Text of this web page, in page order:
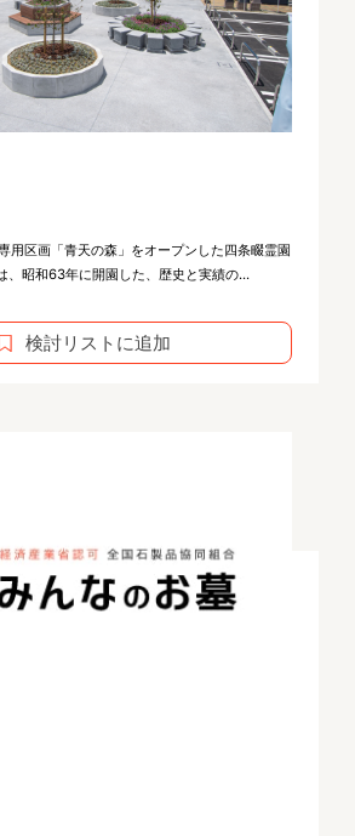
用区画「青天の森」をオープンした四条畷霊園
、昭和63年に開園した、歴史と実績の...
検討リストに追加